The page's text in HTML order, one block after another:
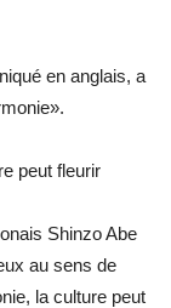
en anglais, a
peut fleurir
Shinzo Abe
au sens de
la culture peut